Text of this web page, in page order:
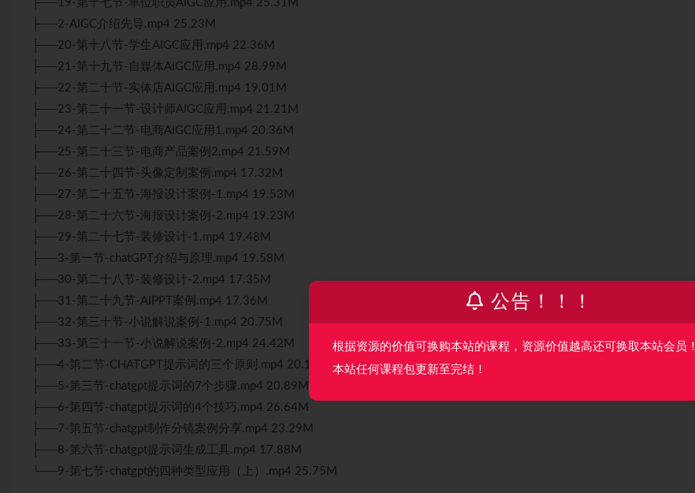
├──19-第十七节-单位职员AIGC应用.mp4 25.31M
├──2-AIGC介绍先导.mp4 25.23M
├──20-第十八节-学生AIGC应用.mp4 22.36M
├──21-第十九节-自媒体AIGC应用.mp4 28.99M
├──22-第二十节-实体店AIGC应用.mp4 19.01M
├──23-第二十一节-设计师AIGC应用.mp4 21.21M
├──24-第二十二节-电商AIGC应用1.mp4 20.36M
├──25-第二十三节-电商产品案例2.mp4 21.59M
├──26-第二十四节-头像定制案例.mp4 17.32M
├──27-第二十五节-海报设计案例-1.mp4 19.53M
├──28-第二十六节-海报设计案例-2.mp4 19.23M
├──29-第二十七节-装修设计-1.mp4 19.48M
├──3-第一节-chatGPT介绍与原理.mp4 19.58M
├──30-第二十八节-装修设计-2.mp4 17.35M
├──31-第二十九节-AIPPT案例.mp4 17.36M
├──32-第三十节-小说解说案例-1.mp4 20.75M
├──33-第三十一节-小说解说案例-2.mp4 24.42M
├──4-第二节-CHATGPT提示词的三个原则.mp4 20.15M
├──5-第三节-chatgpt提示词的7个步骤.mp4 20.89M
├──6-第四节-chatgpt提示词的4个技巧.mp4 26.64M
├──7-第五节-chatgpt制作分镜案例分享.mp4 23.29M
├──8-第六节-chatgpt提示词生成工具.mp4 17.88M
└──9-第七节-chatgpt的四种类型应用（上）.mp4 25.75M
公告！！！
根据资源的价值可换购本站的课程，资源价值越高还可换取本站会员！
本站任何课程包更新至完结！